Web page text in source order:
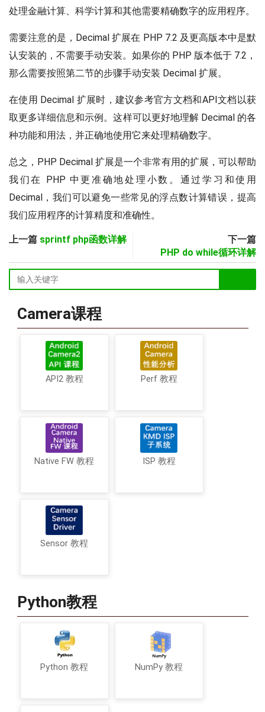
处理金融计算、科学计算和其他需要精确数字的应用程序。
需要注意的是，Decimal 扩展在 PHP 7.2 及更高版本中是默
认安装的，不需要手动安装。如果你的 PHP 版本低于 7.2，
那么需要按照第二节的步骤手动安装 Decimal 扩展。
在使用 Decimal 扩展时，建议参考官方文档和API文档以获
取更多详细信息和示例。这样可以更好地理解 Decimal 的各
种功能和用法，并正确地使用它来处理精确数字。
总之，PHP Decimal 扩展是一个非常有用的扩展，可以帮助
我们在 PHP 中更准确地处理小数。通过学习和使用
Decimal，我们可以避免一些常见的浮点数计算错误，提高
我们应用程序的计算精度和准确性。
上一篇 sprintf php函数详解
下一篇
PHP do while循环详解
Camera课程
API2 教程 Perf 教程
Native FW 教程 ISP 教程
Sensor 教程
Python教程
Python 教程 NumPy 教程